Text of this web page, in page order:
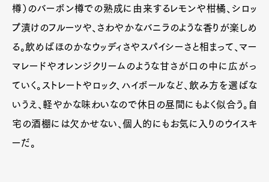
樽）のバーボン樽での熟成に由来するレモンや柑橘、シロッ
プ漬けのフルーツや、さわやかなバニラのような香りが楽しめ
る。飲めばほのかなウッディさやスパイシーさと相まって、マー
マレードやオレンジクリームのような甘さが口の中に広がっ
ていく。ストレートやロック、ハイボールなど、飲み方を選ばな
いうえ、軽やかな味わいなので休日の昼間にもよく似合う。自
宅の酒棚には欠かせない、個人的にもお気に入りのウイスキ
ーだ。